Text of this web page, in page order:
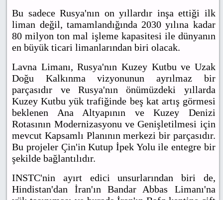
Bu sadece Rusya'nın on yıllardır inşa ettiği ilk
liman değil, tamamlandığında 2030 yılına kadar
80 milyon ton mal işleme kapasitesi ile dünyanın
en büyük ticari limanlarından biri olacak.
Lavna Limanı, Rusya'nın Kuzey Kutbu ve Uzak
Doğu Kalkınma vizyonunun ayrılmaz bir
parçasıdır ve Rusya'nın önümüzdeki yıllarda
Kuzey Kutbu yük trafiğinde beş kat artış görmesi
beklenen Ana Altyapının ve Kuzey Denizi
Rotasının Modernizasyonu ve Genişletilmesi için
mevcut Kapsamlı Planının merkezi bir parçasıdır.
Bu projeler Çin'in Kutup İpek Yolu ile entegre bir
şekilde bağlantılıdır.
INSTC'nin ayırt edici unsurlarından biri de,
Hindistan'dan İran'ın Bandar Abbas Limanı'na